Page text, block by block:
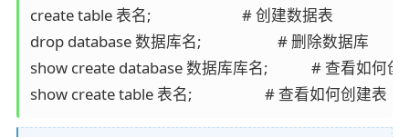
create table 表名;                         # 创建数据表
drop database 数据库名;                     # 删除数据库
show create database 数据库库名;            # 查看如何创
show create table 表名;                    # 查看如何创建表